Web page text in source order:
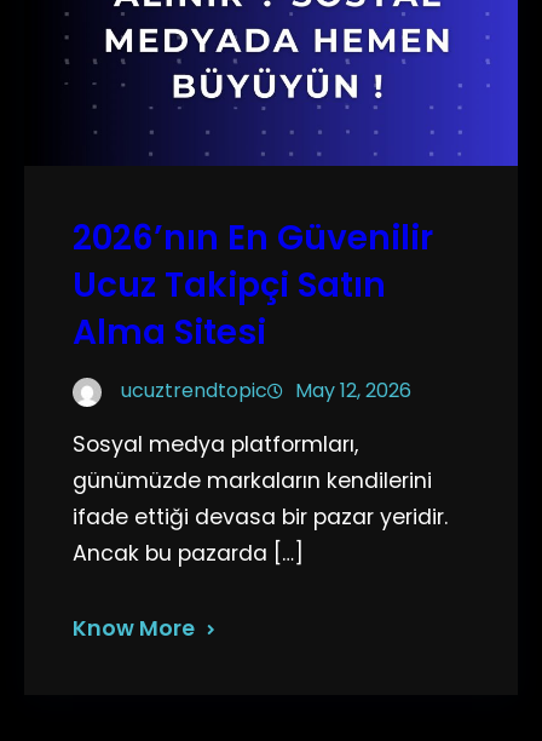
2026’nın En Güvenilir
Ucuz Takipçi Satın
Alma Sitesi
ucuztrendtopic May 12, 2026
Sosyal medya platformları,
günümüzde markaların kendilerini
ifade ettiği devasa bir pazar yeridir.
Ancak bu pazarda […]
Know More